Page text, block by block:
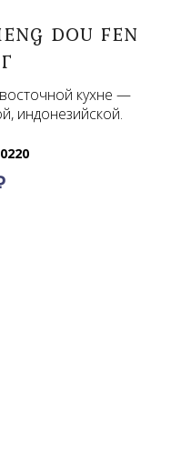
DOU FEN
кухне —
индонезийской.